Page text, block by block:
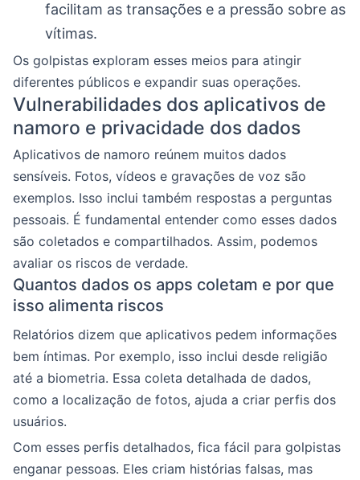
facilitam as transações e a pressão sobre as
vítimas.
Os golpistas exploram esses meios para atingir
diferentes públicos e expandir suas operações.
Vulnerabilidades dos aplicativos de
namoro e privacidade dos dados
Aplicativos de namoro reúnem muitos dados
sensíveis. Fotos, vídeos e gravações de voz são
exemplos. Isso inclui também respostas a perguntas
pessoais. É fundamental entender como esses dados
são coletados e compartilhados. Assim, podemos
avaliar os riscos de verdade.
Quantos dados os apps coletam e por que
isso alimenta riscos
Relatórios dizem que aplicativos pedem informações
bem íntimas. Por exemplo, isso inclui desde religião
até a biometria. Essa coleta detalhada de dados,
como a localização de fotos, ajuda a criar perfis dos
usuários.
Com esses perfis detalhados, fica fácil para golpistas
enganar pessoas. Eles criam histórias falsas, mas